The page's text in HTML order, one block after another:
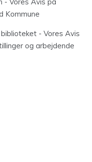
Kommune
- Vores Avis
og arbejdende